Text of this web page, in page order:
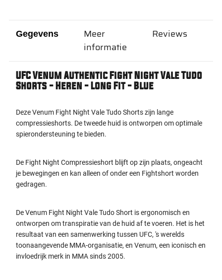
Gegevens
UFC Venum Authentic Fight Night Vale Tudo
Shorts - Heren - Long Fit - Blue
Deze Venum Fight Night Vale Tudo Shorts zijn lange
compressieshorts. De tweede huid is ontworpen om optimale
spierondersteuning te bieden.
De Fight Night Compressieshort blijft op zijn plaats, ongeacht
je bewegingen en kan alleen of onder een Fightshort worden
gedragen.
De Venum Fight Night Vale Tudo Short is ergonomisch en
ontworpen om transpiratie van de huid af te voeren. Het is het
resultaat van een samenwerking tussen UFC, 's werelds
toonaangevende MMA-organisatie, en Venum, een iconisch en
invloedrijk merk in MMA sinds 2005.
Meer
informatie
Reviews